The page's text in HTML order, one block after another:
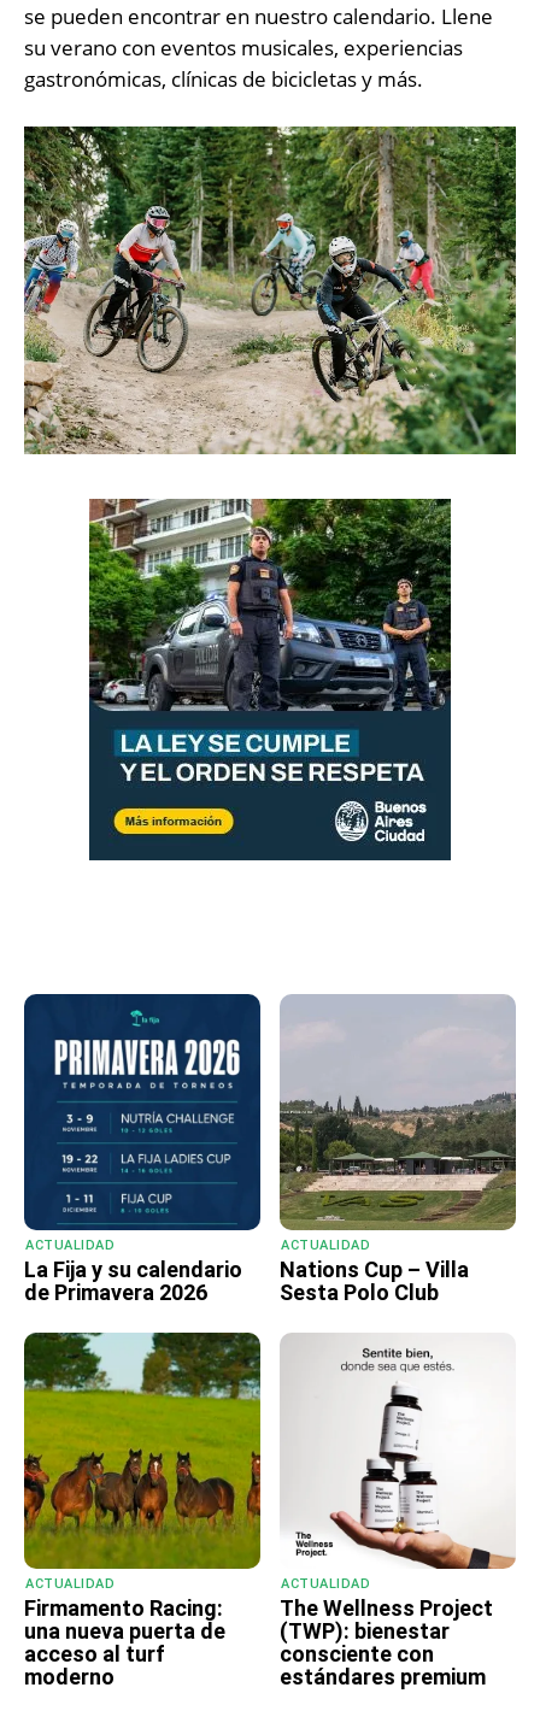
se pueden encontrar en nuestro calendario. Llene
su verano con eventos musicales, experiencias
gastronómicas, clínicas de bicicletas y más.
ACTUALIDAD
La Fija y su calendario
de Primavera 2026
ACTUALIDAD
Nations Cup – Villa
Sesta Polo Club
ACTUALIDAD
Firmamento Racing:
una nueva puerta de
acceso al turf
moderno
ACTUALIDAD
The Wellness Project
(TWP): bienestar
consciente con
estándares premium